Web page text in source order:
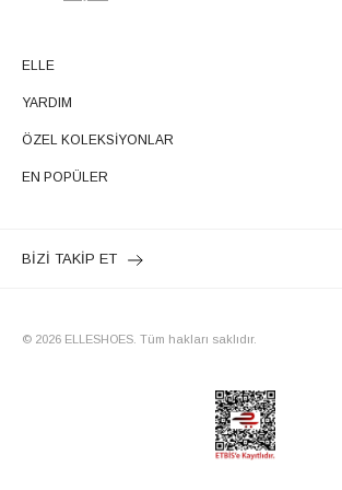
ELLE
YARDIM
ÖZEL KOLEKSİYONLAR
EN POPÜLER
BİZİ TAKİP ET
© 2026 ELLESHOES. Tüm hakları saklıdır.